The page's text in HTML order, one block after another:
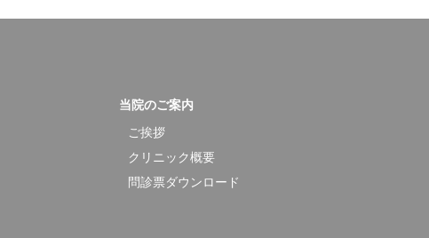
当院のご案内
ご挨拶
クリニック概要
問診票ダウンロード